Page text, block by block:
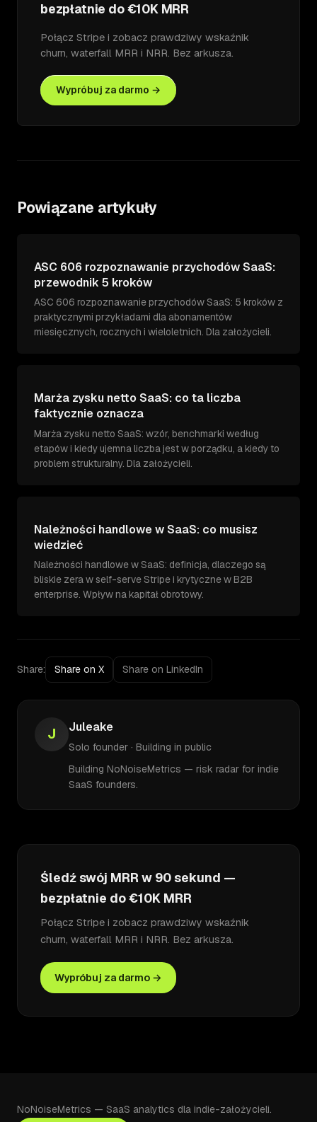
bezpłatnie do €10K MRR
Połącz Stripe i zobacz prawdziwy wskaźnik
churn, waterfall MRR i NRR. Bez arkusza.
Wypróbuj za darmo →
Powiązane artykuły
ASC 606 rozpoznawanie przychodów SaaS:
przewodnik 5 kroków
ASC 606 rozpoznawanie przychodów SaaS: 5 kroków z
praktycznymi przykładami dla abonamentów
miesięcznych, rocznych i wieloletnich. Dla założycieli.
Marża zysku netto SaaS: co ta liczba
faktycznie oznacza
Marża zysku netto SaaS: wzór, benchmarki według
etapów i kiedy ujemna liczba jest w porządku, a kiedy to
problem strukturalny. Dla założycieli.
Należności handlowe w SaaS: co musisz
wiedzieć
Należności handlowe w SaaS: definicja, dlaczego są
bliskie zera w self-serve Stripe i krytyczne w B2B
enterprise. Wpływ na kapitał obrotowy.
Share: Share on X Share on LinkedIn
J Juleake
Solo founder · Building in public
Building NoNoiseMetrics — risk radar for indie
SaaS founders.
Śledź swój MRR w 90 sekund —
bezpłatnie do €10K MRR
Połącz Stripe i zobacz prawdziwy wskaźnik
churn, waterfall MRR i NRR. Bez arkusza.
Wypróbuj za darmo →
NoNoiseMetrics — SaaS analytics dla indie-założycieli.